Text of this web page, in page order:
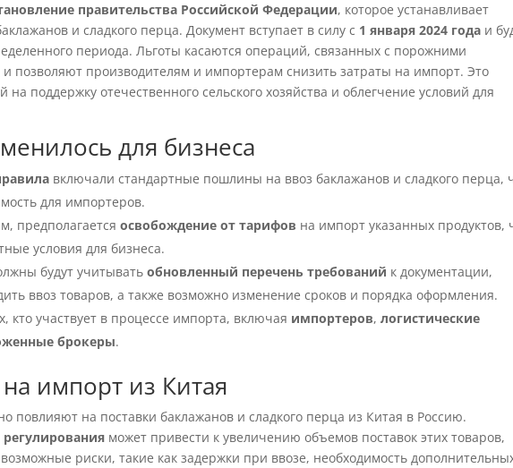
правительства Российской Федерации, которое устанавливает
и сладкого перца. Документ вступает в силу с 1 января 2024 года и
периода. Льготы касаются операций, связанных с порожними
позволяют производителям и импортерам снизить затраты на импорт. Это
поддержку отечественного сельского хозяйства и облегчение условий для
для бизнеса
включали стандартные пошлины на ввоз баклажанов и сладкого перца,
для импортеров.
предполагаетсяосвобождение от тарифов на импорт указанных продуктов,
условия для бизнеса.
будут учитыватьобновленный перечень требований к документации,
ввоз товаров, а также возможно изменение сроков и порядка оформления.
кто участвует в процессе импорта, включая импортеров,логистические
брокеры.
импорт из Китая
повлияют на поставки баклажанов и сладкого перца из Китая в Россию.
может привести к увеличению объемов поставок этих товаров,
риски, такие как задержки при ввозе, необходимость